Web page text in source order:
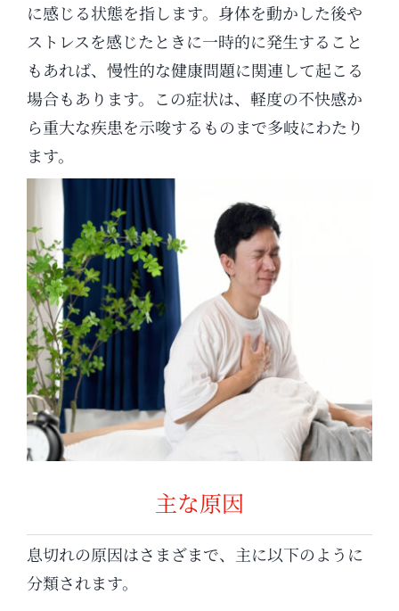
に感じる状態を指します。身体を動かした後や
ストレスを感じたときに一時的に発生すること
もあれば、慢性的な健康問題に関連して起こる
場合もあります。この症状は、軽度の不快感か
ら重大な疾患を示唆するものまで多岐にわたり
ます。
主な原因
息切れの原因はさまざまで、主に以下のように
分類されます。